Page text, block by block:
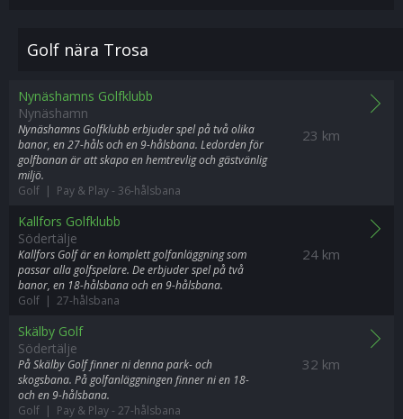
Golf nära Trosa
23 km
Nynäshamns Golfklubb
Nynäshamn
Nynäshamns Golfklubb erbjuder spel på två olika
banor, en 27-håls och en 9-hålsbana. Ledorden för
golfbanan är att skapa en hemtrevlig och gästvänlig
miljö.
Golf | Pay & Play- 36-hålsbana
24 km
Kallfors Golfklubb
Södertälje
Kallfors Golf är en komplett golfanläggning som
passar alla golfspelare. De erbjuder spel på två
banor, en 18-hålsbana och en 9-hålsbana.
Golf | 27-hålsbana
32 km
Skälby Golf
Södertälje
På Skälby Golf finner ni denna park- och
skogsbana. På golfanläggningen finner ni en 18-
och en 9-hålsbana.
Golf | Pay & Play- 27-hålsbana